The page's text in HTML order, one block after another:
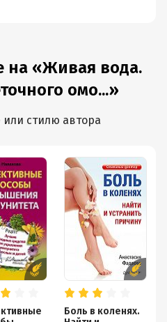
на «Живая вода.
омо...»
стилю автора
Боль в коленях.